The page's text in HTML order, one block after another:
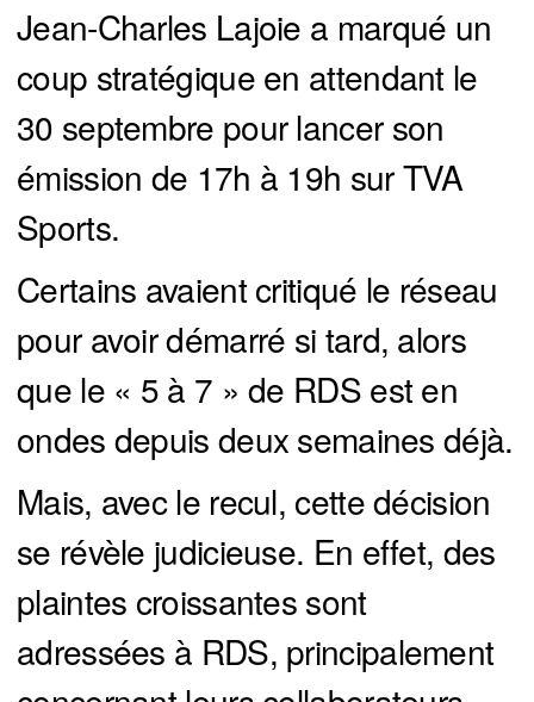
Jean-Charles Lajoie a marqué un
coup stratégique en attendant le
30 septembre pour lancer son
émission de 17h à 19h sur TVA
Sports.
Certains avaient critiqué le réseau
pour avoir démarré si tard, alors
que le « 5 à 7 » de RDS est en
ondes depuis deux semaines déjà.
Mais, avec le recul, cette décision
se révèle judicieuse. En effet, des
plaintes croissantes sont
adressées à RDS, principalement